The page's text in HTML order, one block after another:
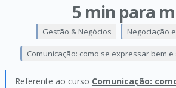
5 min para
Gestão & Negócios Negociação
Comunicação: como se expressar bem
Referente ao curso Comunicação: